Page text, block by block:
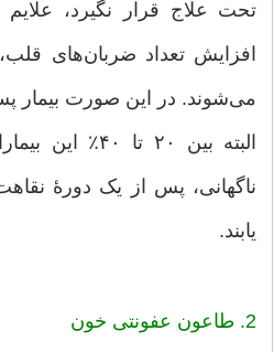
تحت علاج قرار نگیرد،
افزایش تعداد ضربان‌های
می‌شوند. در این صورت بیمار پس از ۳۶ ساعت
البته بین ۲۰
ناگهانی، پس از یک دورهٔ
یابند.
2. طاعون عفونتی خون